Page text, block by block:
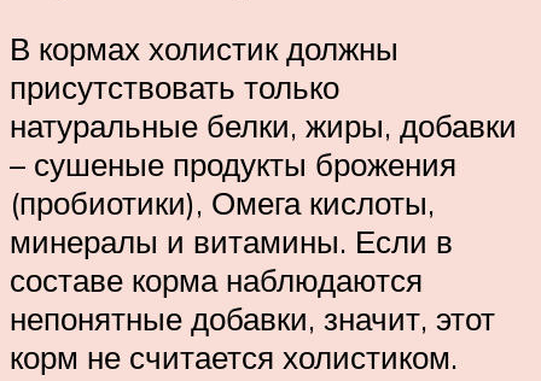
В кормах холистик должны
присутствовать только
натуральные белки, жиры, добавки
– сушеные продукты брожения
(пробиотики), Омега кислоты,
минералы и витамины. Если в
составе корма наблюдаются
непонятные добавки, значит, этот
корм не считается холистиком.